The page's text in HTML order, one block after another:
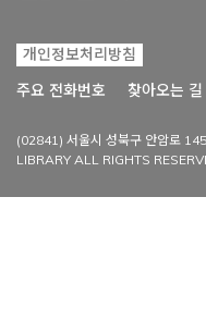
개인정보처리방침
주요 전화번호
찾아오는 길
(02841) 서울시 성북구 안암로
LIBRARY ALL RIGHTS